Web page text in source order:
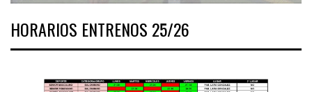
HORARIOS ENTRENOS 25/26